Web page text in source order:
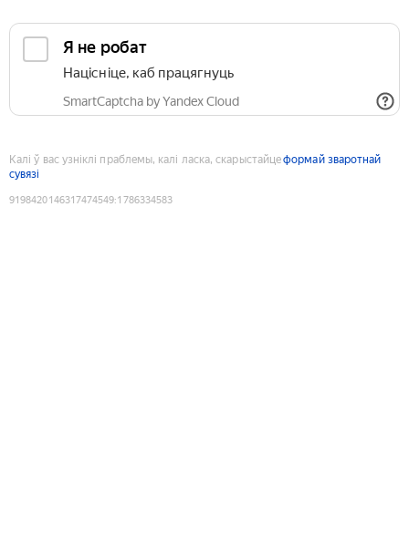
Я не робат
Націсніце, каб працягнуць
SmartCaptcha by Yandex Cloud
Калі ў вас узніклі праблемы, калі ласка, скарыстайцеформай зваротнай
сувязі
9198420146317474549:1786334583